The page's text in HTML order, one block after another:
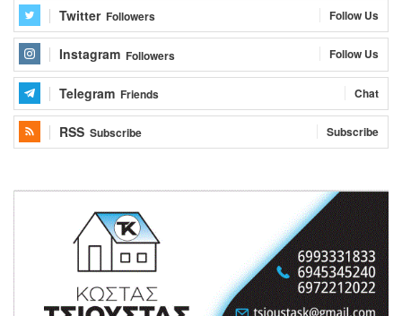
Twitter Followers Follow Us
Instagram Followers Follow Us
Telegram Friends Chat
RSS Subscribe Subscribe